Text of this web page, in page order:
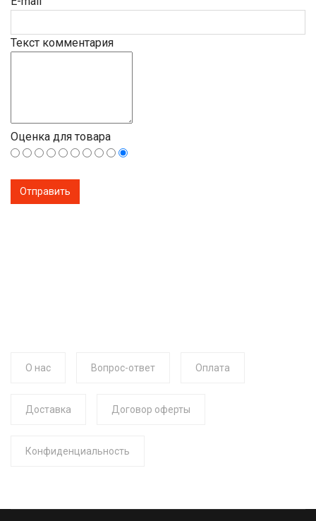
Текст комментария
Оценка для товара
О нас Вопрос-ответ Оплата
Доставка Договор оферты
Конфиденциальность